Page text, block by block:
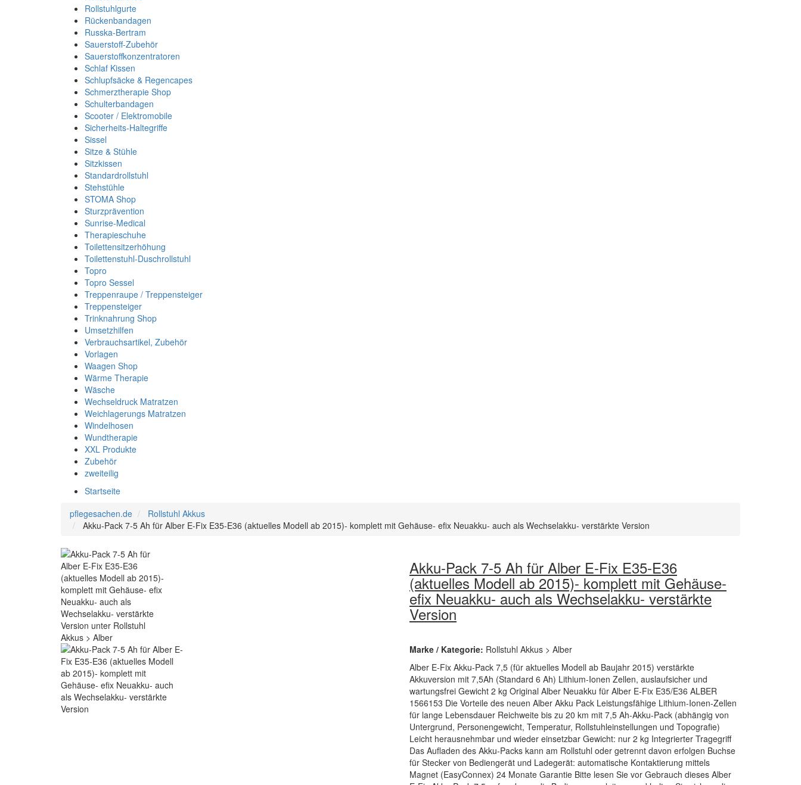
Rollstuhlgurte
Rückenbandagen
Russka-Bertram
Sauerstoff-Zubehör
Sauerstoffkonzentratoren
Schlaf Kissen
Schlupfsäcke & Regencapes
Schmerztherapie Shop
Schulterbandagen
Scooter / Elektromobile
Sicherheits-Haltegriffe
Sissel
Sitze & Stühle
Sitzkissen
Standardrollstuhl
Stehstühle
STOMA Shop
Sturzprävention
Sunrise-Medical
Therapieschuhe
Toilettensitzerhöhung
Toilettenstuhl-Duschrollstuhl
Topro
Topro Sessel
Treppenraupe / Treppensteiger
Treppensteiger
Trinknahrung Shop
Umsetzhilfen
Verbrauchsartikel, Zubehör
Vorlagen
Waagen Shop
Wärme Therapie
Wäsche
Wechseldruck Matratzen
Weichlagerungs Matratzen
Windelhosen
Wundtherapie
XXL Produkte
Zubehör
zweiteilig
Startseite
pflegesachen.de
Rollstuhl Akkus
Akku-Pack 7-5 Ah für Alber E-Fix E35-E36 (aktuelles Modell ab 2015)- komplett mit Gehäuse- efix Neuakku- auch als Wechselakku- verstärkte Version
Akku-Pack 7-5 Ah für Alber E-Fix E35-E36
(aktuelles Modell ab 2015)- komplett mit Gehäuse-
efix Neuakku- auch als Wechselakku- verstärkte
Version
Marke / Kategorie: Rollstuhl Akkus > Alber
Alber E-Fix Akku-Pack 7,5 (für aktuelles Modell ab Baujahr 2015) verstärkte
Akkuversion mit 7,5Ah (Standard 6 Ah) Lithium-Ionen Zellen, auslaufsicher und
wartungsfrei Gewicht 2 kg Original Alber Neuakku für Alber E-Fix E35/E36 ALBER
1566153 Die Vorteile des neuen Alber Akku Pack Leistungsfähige Lithium-Ionen-Zellen
für lange Lebensdauer Reichweite bis zu 20 km mit 7,5 Ah-Akku-Pack (abhängig von
Untergrund, Personengewicht, Temperatur, Rollstuhleinstellungen und Topografie)
Leicht herausnehmbar und wieder einsetzbar Gewicht: nur 2 kg Integrierter Tragegriff
Das Aufladen des Akku-Packs kann am Rollstuhl oder getrennt davon erfolgen Buchse
für Stecker von Bediengerät und Ladegerät: automatische Kontaktierung mittels
Magnet (EasyConnex) 24 Monate Garantie Bitte lesen Sie vor Gebrauch dieses Alber